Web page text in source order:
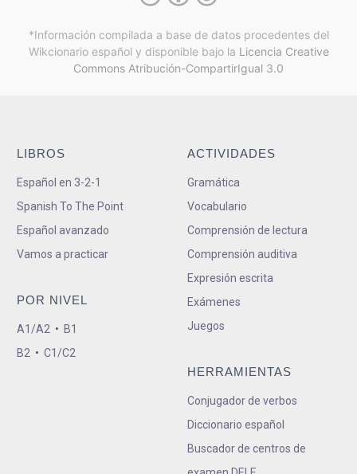
*Información compilada a base de datos procedentes del
Wikcionario español y disponible bajo la Licencia Creative
Commons Atribución-CompartirIgual 3.0
LIBROS
Español en 3-2-1
Spanish To The Point
Español avanzado
Vamos a practicar
POR NIVEL
A1/A2 • B1
B2 • C1/C2
ACTIVIDADES
Gramática
Vocabulario
Comprensión de lectura
Comprensión auditiva
Expresión escrita
Exámenes
Juegos
HERRAMIENTAS
Conjugador de verbos
Diccionario español
Buscador de centros de